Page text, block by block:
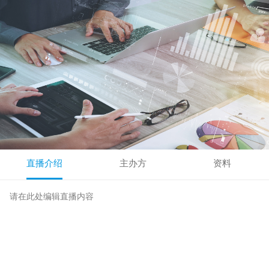
直播介绍 主办方 资料
请在此处编辑直播内容